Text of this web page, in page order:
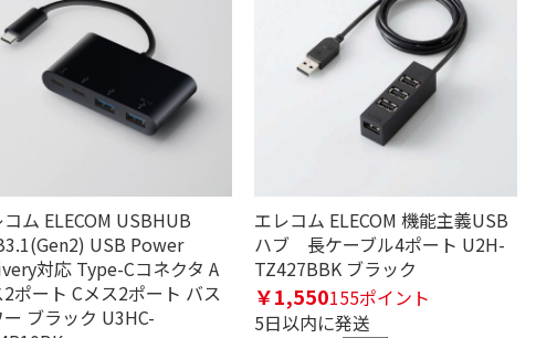
ム ELECOM USBHUB
USB Power
対応 Type-Cコネクタ A
2ポート Cメス2ポート バス
ブラック U3HC-
エレコム ELECOM 機能主義USB
ハブ 長ケーブル4ポート U2H-
TZ427BBK ブラック
￥1,550155ポイント
5日以内に発送